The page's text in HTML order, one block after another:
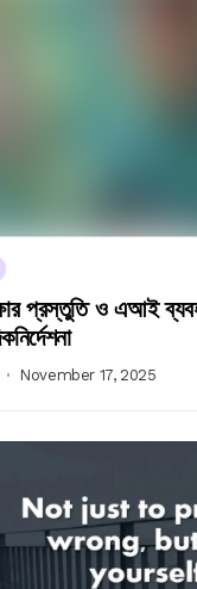
প্রস্তুতি ও এআই
November 17, 2025